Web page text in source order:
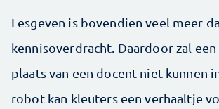
Lesgeven is bovendien veel meer
kennisoverdracht. Daardoor zal
plaats van een docent niet kunnen
robot kan kleuters een verhaaltje